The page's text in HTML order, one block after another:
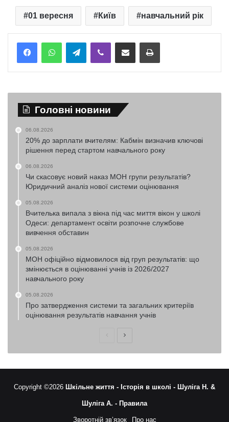
01 вересня Київ навчальний рік
TelegramViber Надіслати електронною поштоюНадрукувати
Головні новини
06.08.2026
20% до зарплати вчителям: Кабмін визначив ключові
рішення перед стартом навчального року
06.08.2026
Чи скасовує новий наказ МОН групи результатів?
Юридичний аналіз нової системи оцінювання
05.08.2026
Вчителька випала з вікна під час миття вікон у школі
Одеси: департамент освіти розпочне службове
вивчення обставин
05.08.2026
МОН офіційно відмовилося від груп результатів: що
змінюється в оцінюванні учнів із 2026/2027
навчального року
05.08.2026
Про затвердження системи та загальних критеріїв
оцінювання результатів навчання учнів
ПопередняНаступна
Copyright ©2026 Шкільне життя - Історія в школі - Шуліга Н. &
Шуліга А. - Правила
Зворотній зв’язок Про нас